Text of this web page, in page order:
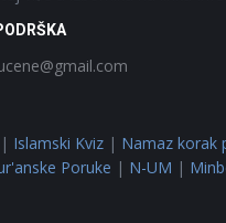
| Islamski Kviz | Namaz korak
Poruke | N-UM |